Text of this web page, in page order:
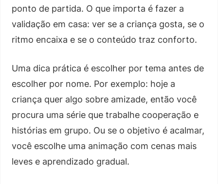
ponto de partida. O que importa é fazer a
validação em casa: ver se a criança gosta, se o
ritmo encaixa e se o conteúdo traz conforto.
Uma dica prática é escolher por tema antes de
escolher por nome. Por exemplo: hoje a
criança quer algo sobre amizade, então você
procura uma série que trabalhe cooperação e
histórias em grupo. Ou se o objetivo é acalmar,
você escolhe uma animação com cenas mais
leves e aprendizado gradual.